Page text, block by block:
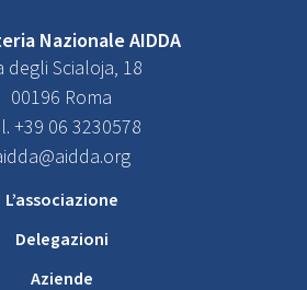
Nazionale AIDDA
degli Scialoja, 18
00196 Roma
+39 06 3230578
L’associazione
Delegazioni
Aziende